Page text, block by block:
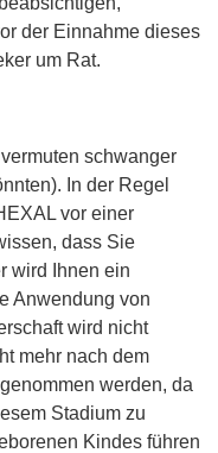
der Einnahme dieses
um Rat.
schwanger
In der Regel
vor einer
dass Sie
wird Ihnen ein
Anwendung von
wird nicht
mehr nach dem
werden, da
Stadium zu
Kindes führen